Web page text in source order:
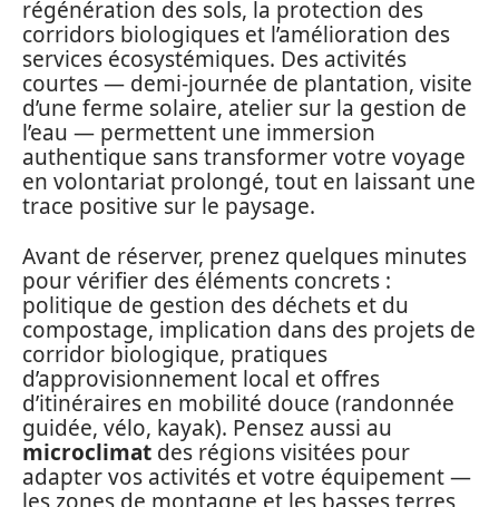
régénération des sols, la protection des
corridors biologiques et l’amélioration des
services écosystémiques. Des activités
courtes — demi-journée de plantation, visite
d’une ferme solaire, atelier sur la gestion de
l’eau — permettent une immersion
authentique sans transformer votre voyage
en volontariat prolongé, tout en laissant une
trace positive sur le paysage.
Avant de réserver, prenez quelques minutes
pour vérifier des éléments concrets :
politique de gestion des déchets et du
compostage, implication dans des projets de
corridor biologique, pratiques
d’approvisionnement local et offres
d’itinéraires en mobilité douce (randonnée
guidée, vélo, kayak). Pensez aussi au
microclimat des régions visitées pour
adapter vos activités et votre équipement —